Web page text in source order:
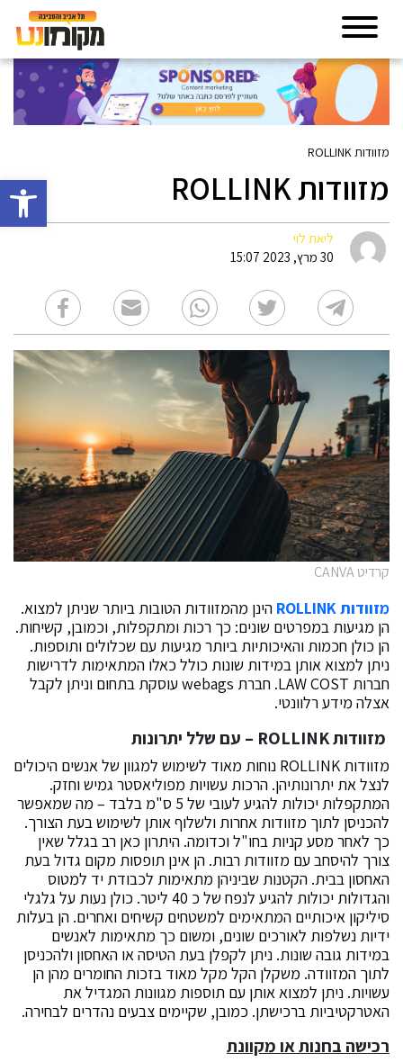
פתח
מזוודות ROLLINK
מזוודות ROLLINK
ליאת לוי
30 מרץ, 2023 15:07
קרדיט CANVA
מזוודות ROLLINK
הינן מהמזוודות הטובות ביותר שניתן למצוא.
הן מגיעות במפרטים שונים: כך רכות ומתקפלות, וכמובן, קשיחות.
הן כולן חכמות והאיכותיות ביותר מגיעות עם שכלולים ותוספות.
ניתן למצוא אותן במידות שונות כולל כאלו המתאימות לדרישות
חברות LAW COST. חברת webags עוסקת בתחום וניתן לקבל
אצלה מידע רלוונטי.
מזוודותROLLINK – עם שלל יתרונות
מזוודות ROLLINK נוחות מאוד לשימוש למגוון של אנשים היכולים
לנצל את יתרונותיהן. הרכות עשויות מפוליאסטר גמיש וחזק.
המתקפלות יכולות להגיע לעובי של 5 ס"מ בלבד – מה שמאפשר
להכניסן לתוך מזוודות אחרות ולשלוף אותן לשימוש בעת הצורך.
כך לאחר מסע קניות בחו"ל וכדומה. היתרון כאן רב בגלל שאין
צורך להיסחב עם מזוודות רבות. הן אינן תופסות מקום גדול בעת
האחסון בבית. הקטנות שביניהן מתאימות לכבודת יד למטוס
והגדולות יכולות להגיע לנפח של כ 40 ליטר. כולן נעות על גלגלי
סיליקון איכותיים המתאימים למשטחים קשיחים ואחרים. הן בעלות
ידיות נשלפות לאורכים שונים, ומשום כך מתאימות לאנשים
במידות גובה שונות. ניתן לקפלן בעת הטיסה או האחסון ולהכניסן
לתוך המזוודה. משקלן הקל מקל מאוד בזכות החומרים מהן הן
עשויות. ניתן למצוא אותן עם תוספות מגוונות המגדיל את
האטרקטיביות ברכישתן. כמובן, שקיימים צבעים נהדרים לבחירה.
רכישה בחנות או מקוונת